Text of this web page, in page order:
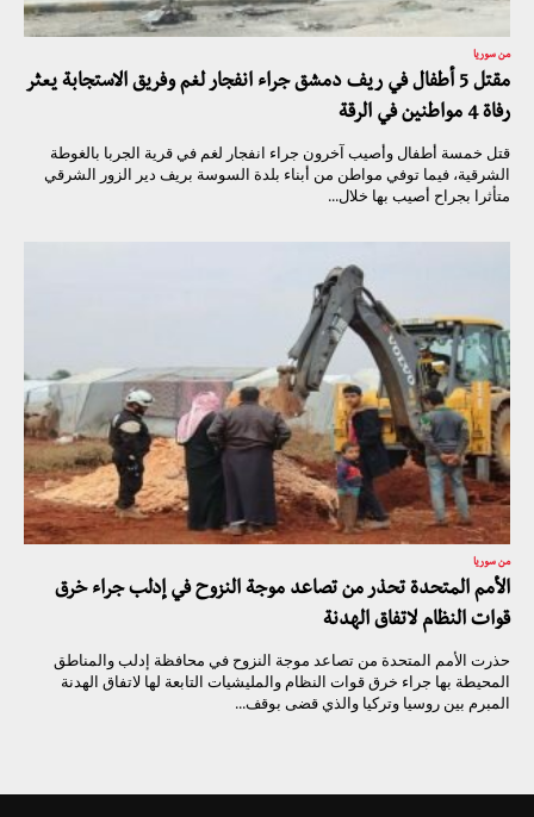
من سوريا
مقتل 5 أطفال في ريف دمشق جراء انفجار لغم وفريق الاستجابة يعثر
رفاة 4 مواطنين في الرقة
قتل خمسة أطفال وأصيب آخرون جراء انفجار لغم في قرية الجربا بالغوطة
الشرقية، فيما توفي مواطن من أبناء بلدة السوسة بريف دير الزور الشرقي
متأثرا بجراح أصيب بها خلال...
من سوريا
الأمم المتحدة تحذر من تصاعد موجة النزوح في إدلب جراء خرق
قوات النظام لاتفاق الهدنة
حذرت الأمم المتحدة من تصاعد موجة النزوح في محافظة إدلب والمناطق
المحيطة بها جراء خرق قوات النظام والمليشيات التابعة لها لاتفاق الهدنة
المبرم بين روسيا وتركيا والذي قضى بوقف...